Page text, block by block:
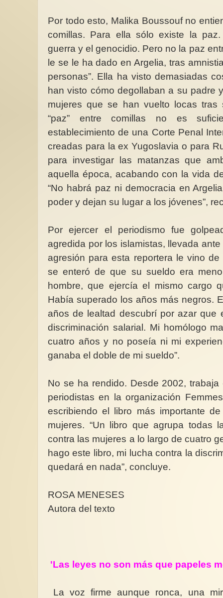
Por todo esto, Malika Boussouf no
comillas. Para ella sólo existe la
guerra y el genocidio. Pero no la paz
le se le ha dado en Argelia, tras
personas”. Ella ha visto demasiadas
han visto cómo degollaban a su padre
mujeres que se han vuelto locas
“paz” entre comillas no es
establecimiento de una Corte Penal
creadas para la ex Yugoslavia o para
para investigar las matanzas que
aquella época, acabando con la vida
“No habrá paz ni democracia en
poder y dejan su lugar a los jóvenes”,
Por ejercer el periodismo fue
agredida por los islamistas, llevada
agresión para esta reportera le vino
se enteró de que su sueldo era
hombre, que ejercía el mismo cargo
Había superado los años más negros.
años de lealtad descubrí por azar que
discriminación salarial. Mi homólogo
cuatro años y no poseía ni mi
ganaba el doble de mi sueldo”.
No se ha rendido. Desde 2002,
periodistas en la organización
escribiendo el libro más importante
mujeres. “Un libro que agrupa todas
contra las mujeres a lo largo de cuatro
hago este libro, mi lucha contra la
quedará en nada”, concluye.
ROSA MENESES
Autora del texto
'Las leyes no son más que papeles
La voz firme aunque ronca, una